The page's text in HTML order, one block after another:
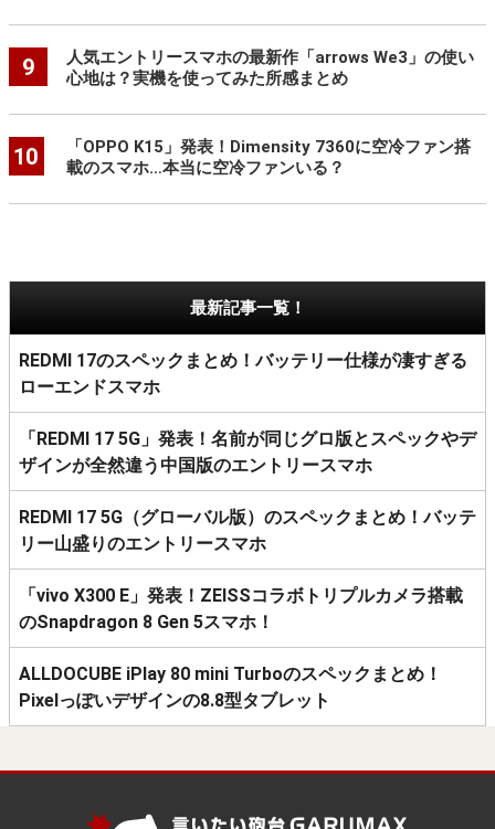
9
人気エントリースマホの最新作「arrows We3」の使い
心地は？実機を使ってみた所感まとめ
10
「OPPO K15」発表！Dimensity 7360に空冷ファン搭
載のスマホ…本当に空冷ファンいる？
最新記事一覧！
REDMI 17のスペックまとめ！バッテリー仕様が凄すぎる
ローエンドスマホ
「REDMI 17 5G」発表！名前が同じグロ版とスペックやデ
ザインが全然違う中国版のエントリースマホ
REDMI 17 5G（グローバル版）のスペックまとめ！バッテ
リー山盛りのエントリースマホ
「vivo X300 E」発表！ZEISSコラボトリプルカメラ搭載
のSnapdragon 8 Gen 5スマホ！
ALLDOCUBE iPlay 80 mini Turboのスペックまとめ！
Pixelっぽいデザインの8.8型タブレット